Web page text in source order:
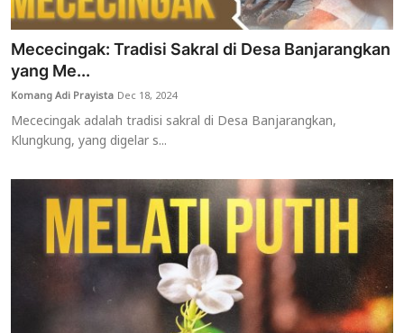
Mececingak: Tradisi Sakral di Desa Banjarangkan
yang Me...
Komang Adi Prayista Dec 18, 2024
Mececingak adalah tradisi sakral di Desa Banjarangkan,
Klungkung, yang digelar s...